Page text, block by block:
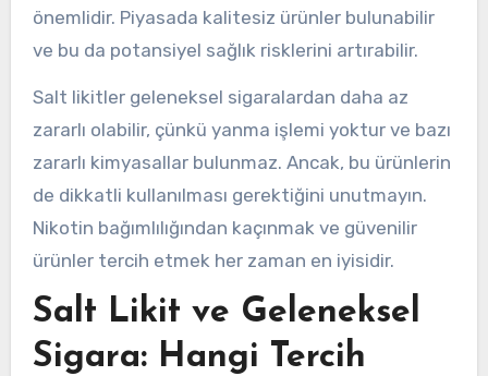
önemlidir. Piyasada kalitesiz ürünler bulunabilir
ve bu da potansiyel sağlık risklerini artırabilir.
Salt likitler geleneksel sigaralardan daha az
zararlı olabilir, çünkü yanma işlemi yoktur ve bazı
zararlı kimyasallar bulunmaz. Ancak, bu ürünlerin
de dikkatli kullanılması gerektiğini unutmayın.
Nikotin bağımlılığından kaçınmak ve güvenilir
ürünler tercih etmek her zaman en iyisidir.
Salt Likit ve Geleneksel
Sigara: Hangi Tercih